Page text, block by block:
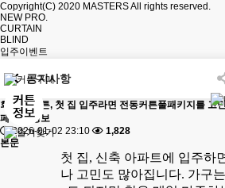
Copyright(C) 2020 MASTERSAll rights reserved.
NEW PRO.
CURTAIN
BLIND
입주이벤트
공지사항
회천동 커튼, 첫 집 입주라면 전동커튼풀패키지를 고
페이지 정보
2026-01-02 23:10
1,828
본문
첫 집, 신축 아파트에 입주하
나 고민도 많아집니다. 가구